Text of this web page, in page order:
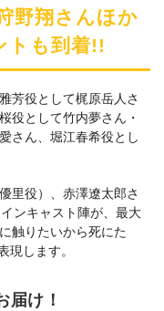
野翔さんほか
も到着!!
芳役として梶原岳人さ
役として竹内夢さん・
さん、堀江春希役とし
里役）、赤澤遼太郎さ
ンキャスト陣が、最大
触りたいから死にた
現します。
届け！